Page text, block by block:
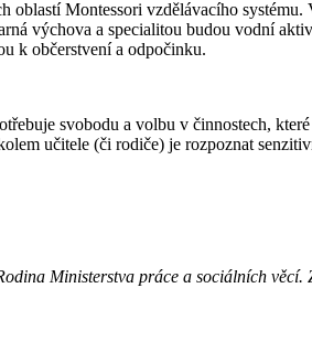
Montessori vzdělávacího
výchova a specialitou budou vodní
k občerstvení a odpočinku.
svobodu a volbu v činnostech,
učitele (či rodiče) je rozpoznat
Ministerstva práce a sociálních